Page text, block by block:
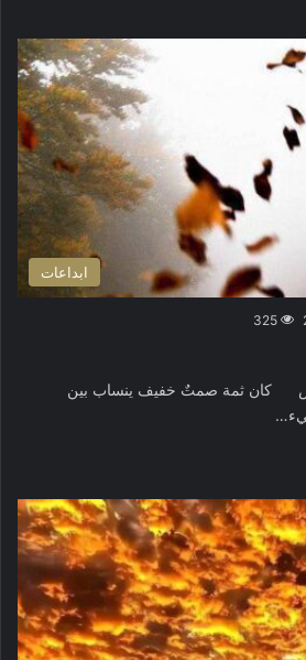
ابداعات
325
كان ثمة صمتٌ خفيف ينساب بين